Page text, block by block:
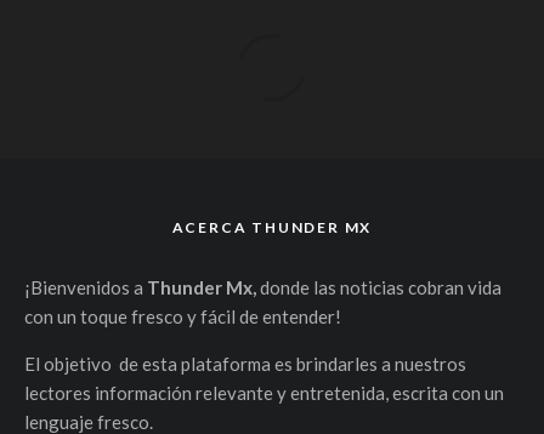
ACERCA THUNDER MX
¡Bienvenidos a Thunder Mx,donde las noticias cobran vida
con un toque fresco y fácil de entender!
El objetivo de esta plataforma es brindarles a nuestros
lectores información relevante y entretenida, escrita con un
lenguaje fresco.